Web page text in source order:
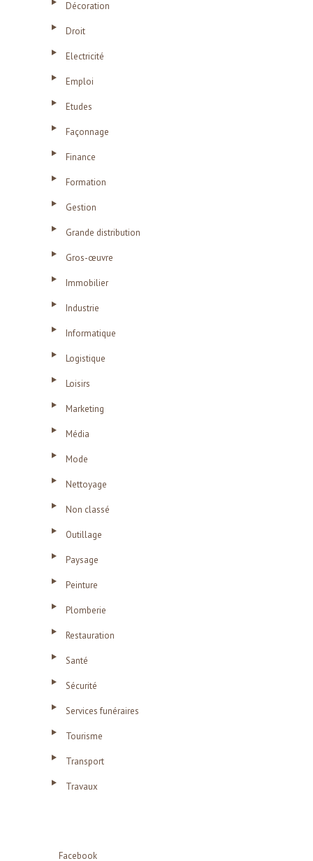
Décoration
Droit
Electricité
Emploi
Etudes
Façonnage
Finance
Formation
Gestion
Grande distribution
Gros-œuvre
Immobilier
Industrie
Informatique
Logistique
Loisirs
Marketing
Média
Mode
Nettoyage
Non classé
Outillage
Paysage
Peinture
Plomberie
Restauration
Santé
Sécurité
Services funéraires
Tourisme
Transport
Travaux
Facebook